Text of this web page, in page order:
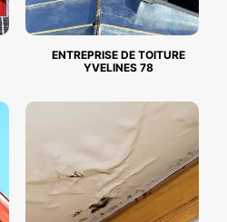
ENTREPRISE DE TOITURE
YVELINES 78